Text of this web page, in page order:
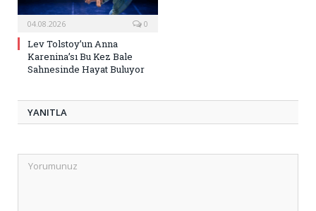
04.08.2026 0
Lev Tolstoy’un Anna
Karenina’sı Bu Kez Bale
Sahnesinde Hayat Buluyor
YANITLA